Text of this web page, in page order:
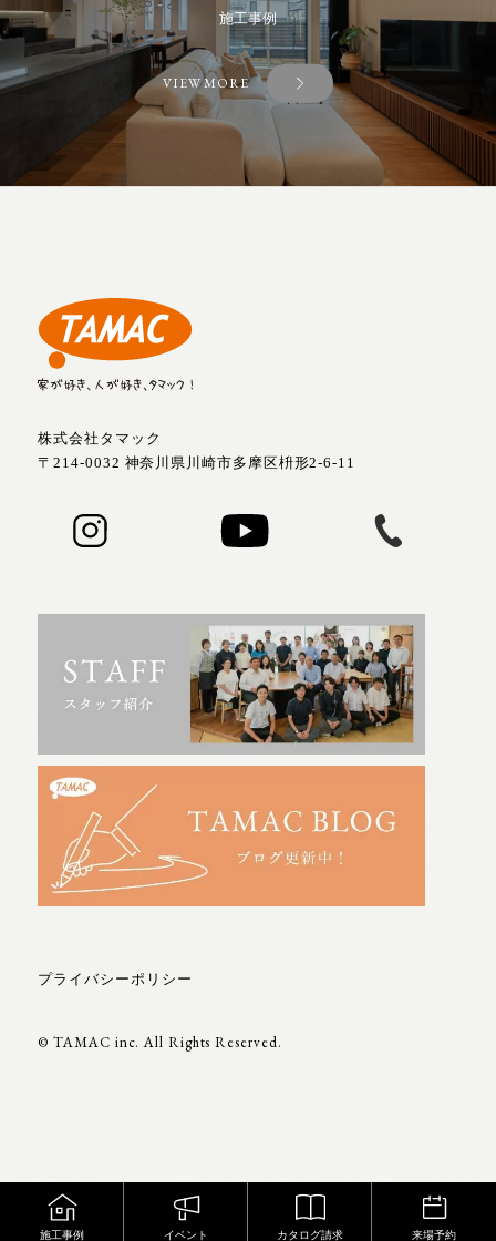
施工事例
VIEW MORE
株式会社タマック
〒214-0032 神奈川県川崎市多摩区枡形2-6-11
プライバシーポリシー
© TAMAC inc. All Rights Reserved.
施工事例 イベント カタログ請求 来場予約